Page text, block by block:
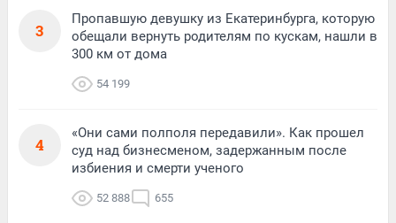
3
Пропавшую девушку из Екатеринбурга, которую
обещали вернуть родителям по кускам, нашли в
300 км от дома
54 199
4
«Они сами полполя передавили». Как прошел
суд над бизнесменом, задержанным после
избиения и смерти ученого
52 888 655